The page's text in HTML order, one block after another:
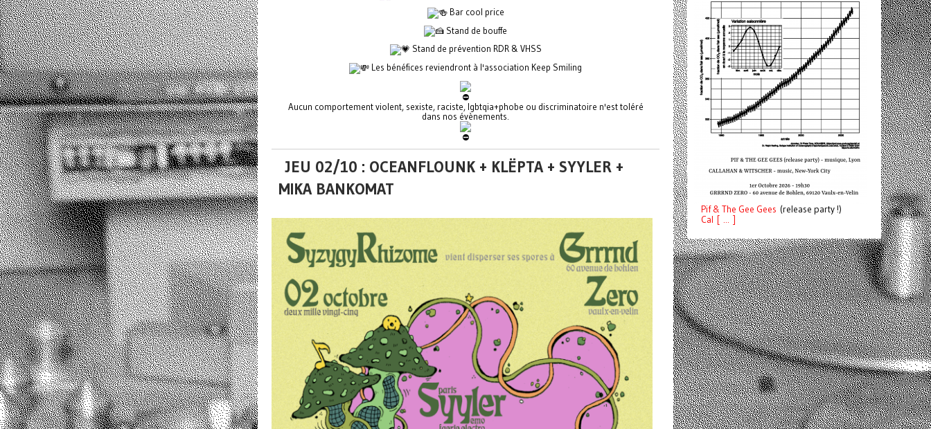
Bar cool price
Stand de bouffe
Stand de prévention RDR & VHSS
Les bénéfices reviendront à l'association Keep Smiling
Aucun comportement violent, sexiste, raciste, lgbtqia+phobe ou discriminatoire n'est toléré
dans nos évènements.
JEU 02/10 : OCEANFLOUNK + KLËPTA + SYYLER +
MIKA BANKOMAT
Pif& The Gee Gees (release party !)
Cal [ ... ]